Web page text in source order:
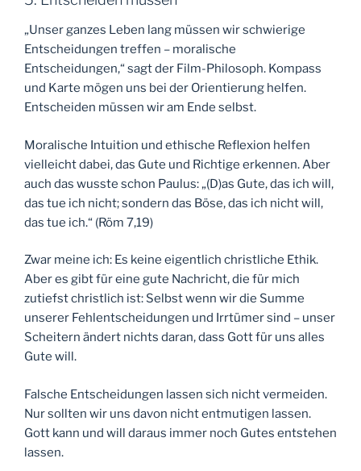
„Unser ganzes Leben lang müssen wir schwierige
Entscheidungen treffen – moralische
Entscheidungen,“ sagt der Film-Philosoph. Kompass
und Karte mögen uns bei der Orientierung helfen.
Entscheiden müssen wir am Ende selbst.
Moralische Intuition und ethische Reflexion helfen
vielleicht dabei, das Gute und Richtige erkennen. Aber
auch das wusste schon Paulus: „(D)as Gute, das ich will,
das tue ich nicht; sondern das Böse, das ich nicht will,
das tue ich.“ (Röm 7,19)
Zwar meine ich: Es keine eigentlich christliche Ethik.
Aber es gibt für eine gute Nachricht, die für mich
zutiefst christlich ist: Selbst wenn wir die Summe
unserer Fehlentscheidungen und Irrtümer sind – unser
Scheitern ändert nichts daran, dass Gott für uns alles
Gute will.
Falsche Entscheidungen lassen sich nicht vermeiden.
Nur sollten wir uns davon nicht entmutigen lassen.
Gott kann und will daraus immer noch Gutes entstehen
lassen.